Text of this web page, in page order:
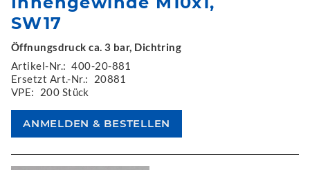
SW17
Öffnungsdruck ca. 3 bar, Dichtring
Artikel-Nr.: 400-20-881
Ersetzt Art.-Nr.:
20881
VPE:
200 Stück